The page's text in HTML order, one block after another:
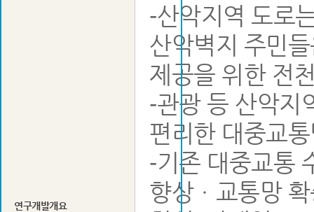
연구개발개요
-산악지역 도로
산악벽지 주민
제공을 위한 전
-관광 등 산악지
편리한 대중교
-기존 대중교통
향상ㆍ교통망